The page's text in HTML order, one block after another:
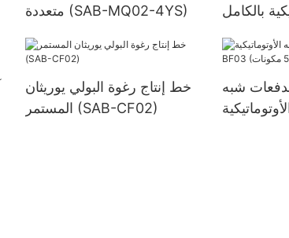
متعددة (SAB-MQ02-4YS)
بالكامل
خط إنتاج رغوة البولي يوريثان
المستمر (SAB-CF02)
شبه
الأوتوماتيكية SAB-BF03